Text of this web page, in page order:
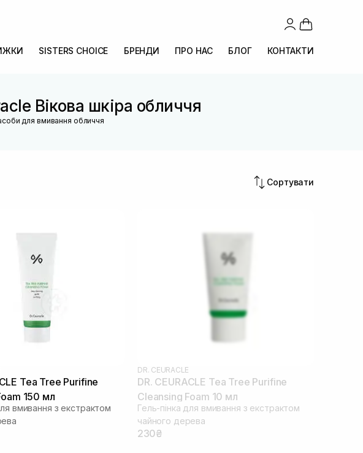
SISTERS CHOICE БРЕНДИ ПРО НАС БЛОГ КОНТАКТИ
Вікова шкіра обличчя
для вмивання обличчя
Сортувати
Tea Tree Purifine
150 мл
вмивання з екстрактом
DR. CEURACLE
DR. CEURACLE Tea Tree Purifine
Cleansing Foam 10 мл
Гель-пінка для вмивання з екстрактом
чайного дерева
230₴